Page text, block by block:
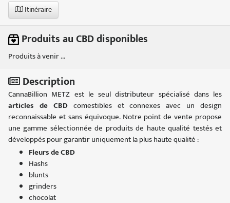
Itinéraire
Produits au CBD disponibles
Produits à venir ...
Description
CannaBillion METZ est le seul distributeur spécialisé dans les
articles de CBDcomestibles et connexes avec un design
reconnaissable et sans équivoque. Notre point de vente propose
une gamme sélectionnée de produits de haute qualité testés et
développés pour garantir uniquement la plus haute qualité :
Fleurs de CBD
Hashs
blunts
grinders
chocolat